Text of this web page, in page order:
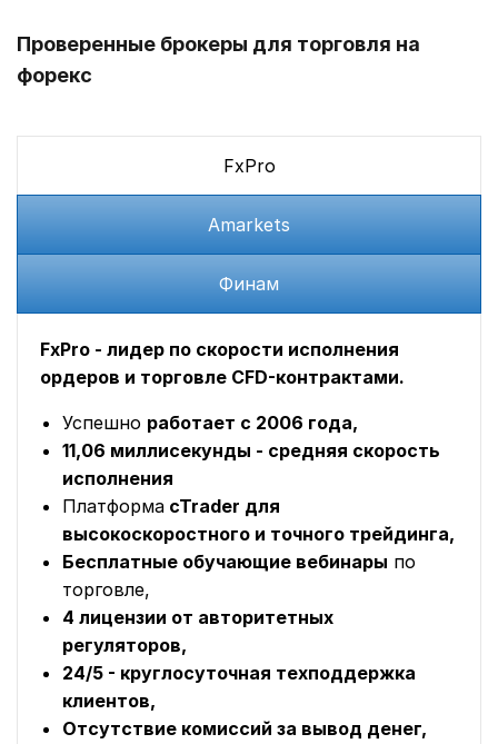
Проверенные брокеры для торговля на
форекс
FxPro
Amarkets
Финам
FxPro - лидер по скорости исполнения
ордеров и торговле CFD-контрактами.
Успешно работает с 2006 года,
11,06 миллисекунды - средняя скорость
исполнения
Платформа cTrader для
высокоскоростного и точного трейдинга,
Бесплатные обучающие вебинары по
торговле,
4 лицензии от авторитетных
регуляторов,
24/5 - круглосуточная техподдержка
клиентов,
Отсутствие комиссий за вывод денег,